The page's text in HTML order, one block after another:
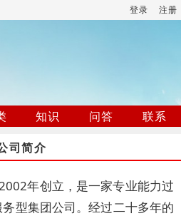
登录 注册
知识 问答
联系
司简介
年创立，是一家专业能力过
型集团公司。经过二十多年的